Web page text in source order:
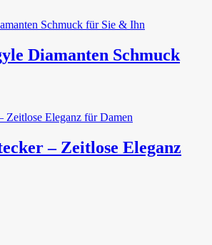
Diamanten Schmuck
– Zeitlose Eleganz